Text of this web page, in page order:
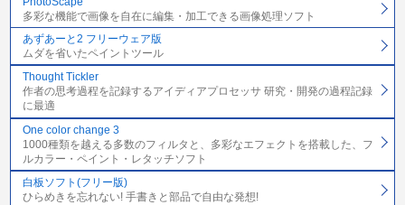
多彩な機能で画像を自在に編集・加工できる画像処理ソフト
あずあーと2 フリーウェア版
ムダを省いたペイントツール
Thought Tickler
作者の思考過程を記録するアイディアプロセッサ 研究・開発の過程記録
に最適
One color change 3
1000種類を越える多数のフィルタと、多彩なエフェクトを搭載した、フ
ルカラー・ペイント・レタッチソフト
白板ソフト(フリー版)
ひらめきを忘れない! 手書きと部品で自由な発想!